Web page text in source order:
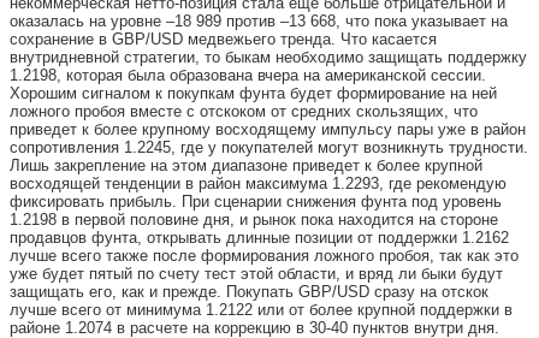
оказалась на уровне –18 989 против –13 668, что пока указывает на
сохранение в GBP/USD медвежьего тренда. Что касается
внутридневной стратегии, то быкам необходимо защищать поддержку
1.2198, которая была образована вчера на американской сессии.
Хорошим сигналом к покупкам фунта будет формирование на ней
ложного пробоя вместе с отскоком от средних скользящих, что
приведет к более крупному восходящему импульсу пары уже в район
сопротивления 1.2245, где у покупателей могут возникнуть трудности.
Лишь закрепление на этом диапазоне приведет к более крупной
восходящей тенденции в район максимума 1.2293, где рекомендую
фиксировать прибыль. При сценарии снижения фунта под уровень
1.2198 в первой половине дня, и рынок пока находится на стороне
продавцов фунта, открывать длинные позиции от поддержки 1.2162
лучше всего также после формирования ложного пробоя, так как это
уже будет пятый по счету тест этой области, и вряд ли быки будут
защищать его, как и прежде. Покупать GBP/USD сразу на отскок
лучше всего от минимума 1.2122 или от более крупной поддержки в
районе 1.2074 в расчете на коррекцию в 30-40 пунктов внутри дня.